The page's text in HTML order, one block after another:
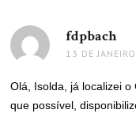
fdpbach
13 DE
Olá, Isolda, já localizei
que possível,